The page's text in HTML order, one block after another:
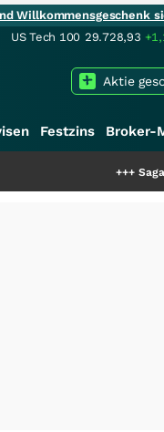
Willkommensgeschenk
US Tech 100 29.728,93
Aktie
Festzins Broker-
Saga bei